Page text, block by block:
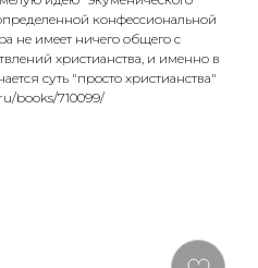
конфессиональной
не имеет ничего общего с
христианства, и именно в
суть "просто христианства"
books/710099/